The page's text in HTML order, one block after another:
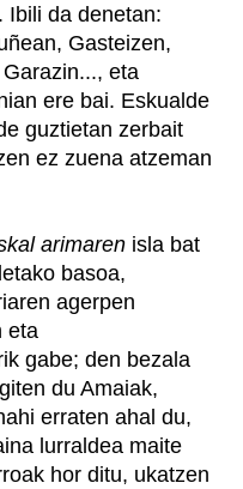
Ibili da denetan:
Gasteizen,
eta
ere bai. Eskualde
guztietan zerbait
ez zuena atzeman
arimaren isla bat
basoa,
agerpen
eta
gabe; den bezala
du Amaiak,
erraten ahal du,
lurraldea maite
hor ditu, ukatzen